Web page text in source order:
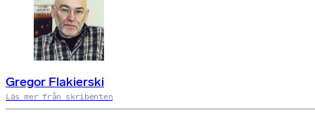
Gregor Flakierski
Läs mer från skribenten